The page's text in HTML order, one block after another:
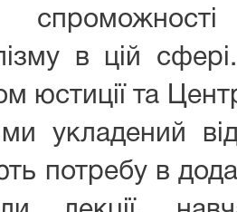
в цій
юстиції та
укладений
потребу в